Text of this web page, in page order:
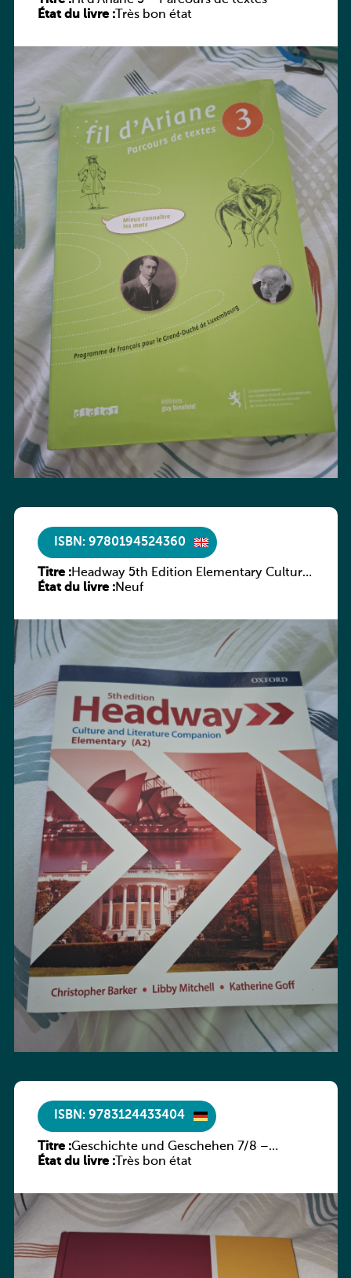
État du livre :Très bon état
ISBN: 9780194524360
Titre :Headway 5th Edition Elementary Culture
and Literature Companion
État du livre :Neuf
ISBN: 9783124433404
Titre :Geschichte und Geschehen 7/8 –
Rheinland-Pfalz
État du livre :Très bon état